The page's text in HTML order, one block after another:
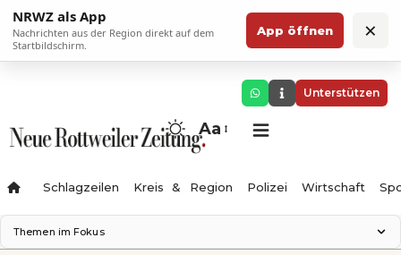
NRWZ als App
Nachrichten aus der Region direkt auf dem
Startbildschirm.
App öffnen ×
Unterstützen
Aa
Schlagzeilen Kreis & Region Polizei Wirtschaft
Themen im Fokus